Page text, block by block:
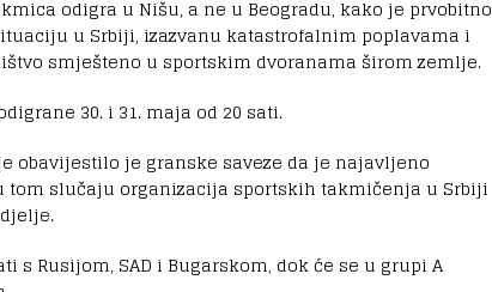
odigra u Nišu, a ne u Beogradu, kako je prvobitno
u Srbiji, izazvanu katastrofalnim poplavama i
smješteno u sportskim dvoranama širom zemlje.
30. i 31. maja od 20 sati.
obavijestilo je granske saveze da je najavljeno
tom slučaju organizacija sportskih takmičenja u Srbiji
s Rusijom, SAD i Bugarskom, dok će se u grupi A